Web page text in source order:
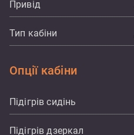
Привід
Тип кабіни
Опції кабіни
Підігрів сидінь
Підігрів дзеркал